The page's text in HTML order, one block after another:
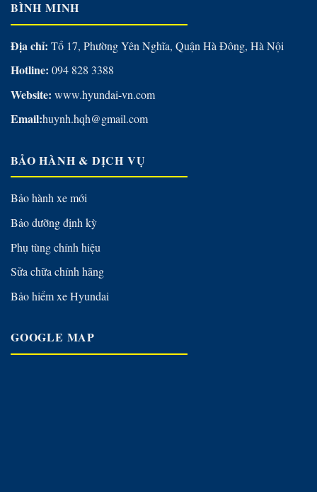
BÌNH MINH
Địa chỉ: Tổ 17, Phường Yên Nghĩa, Quận Hà Đông, Hà Nội
Hotline: 094 828 3388
Website: www.hyundai-vn.com
Email:huynh.hqh@gmail.com
BẢO HÀNH & DỊCH VỤ
Bảo hành xe mới
Bảo dưỡng định kỳ
Phụ tùng chính hiệu
Sửa chữa chính hãng
Bảo hiểm xe Hyundai
GOOGLE MAP